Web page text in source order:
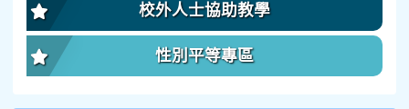
校外人士協助教學
性別平等專區